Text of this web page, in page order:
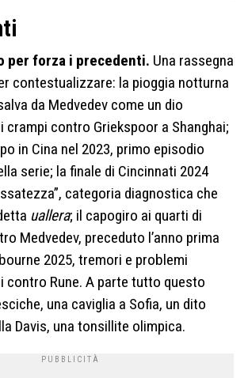
per forza i precedenti. Una rassegna
contestualizzare: la pioggia notturna
da Medvedev come un dio
contro Griekspoor a Shanghai;
in Cina nel 2023, primo episodio
serie; la finale di Cincinnati 2024
categoria diagnostica che
uallera; il capogiro ai quarti di
Medvedev, preceduto l’anno prima
2025, tremori e problemi
contro Rune. A parte tutto questo
una caviglia a Sofia, un dito
Davis, una tonsillite olimpica.